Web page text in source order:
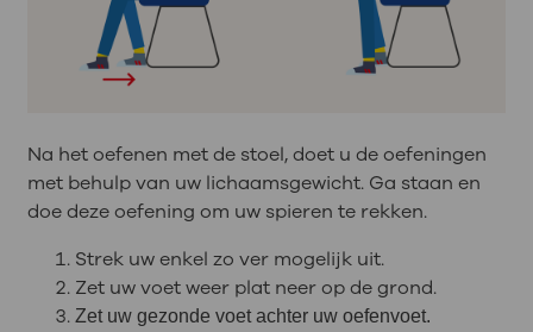
Na het oefenen met de stoel, doet u de oefeningen
met behulp van uw lichaamsgewicht. Ga staan en
doe deze oefening om uw spieren te rekken.
Strek uw enkel zo ver mogelijk uit.
Zet uw voet weer plat neer op de grond.
Zet uw gezonde voet achter uw oefenvoet.